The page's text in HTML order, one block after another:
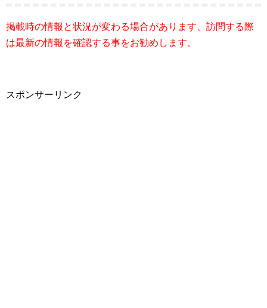
掲載時の情報と状況が変わる場合があります、訪問する際
は最新の情報を確認する事をお勧めします。
スポンサーリンク